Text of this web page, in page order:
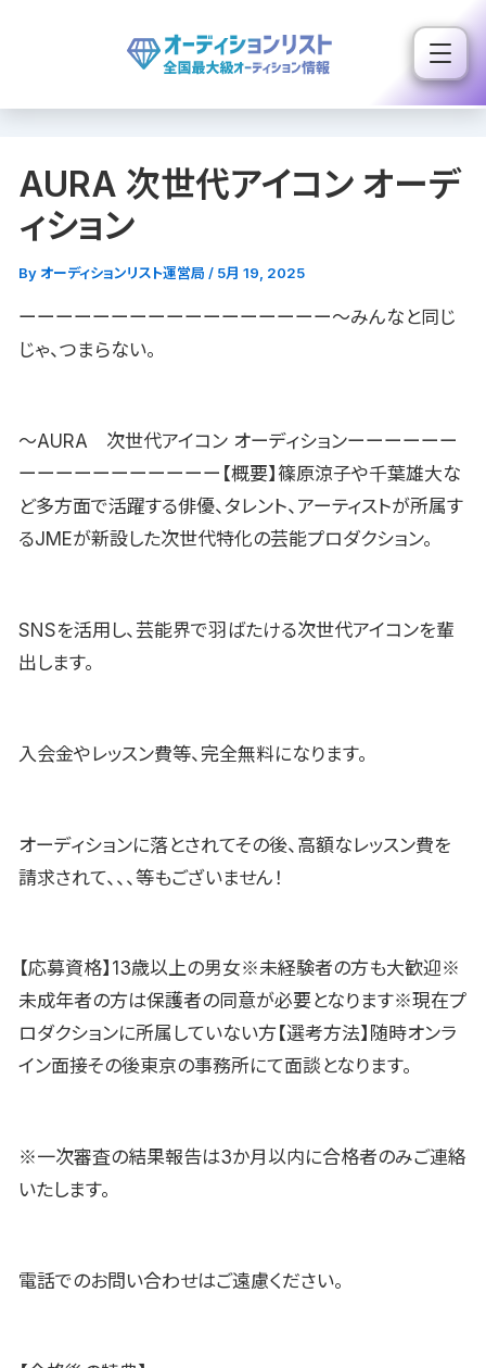
ス
AURA 次世代アイコン オーデ
ィション
By オーディションリスト運営局 / 5月 19, 2025
ーーーーーーーーーーーーーーーーー〜みんなと同じ
じゃ、つまらない。
〜AURA 次世代アイコン オーディションーーーーーー
ーーーーーーーーーーー【概要】篠原涼子や千葉雄大な
ど多方面で活躍する俳優、タレント、アーティストが所属す
るJMEが新設した次世代特化の芸能プロダクション。
SNSを活用し、芸能界で羽ばたける次世代アイコンを輩
出します。
入会金やレッスン費等、完全無料になります。
オーディションに落とされてその後、高額なレッスン費を
請求されて、、、等もございません！
【応募資格】13歳以上の男女※未経験者の方も大歓迎※
未成年者の方は保護者の同意が必要となります※現在プ
ロダクションに所属していない方【選考方法】随時オンラ
イン面接その後東京の事務所にて面談となります。
※一次審査の結果報告は3か月以内に合格者のみご連絡
いたします。
電話でのお問い合わせはご遠慮ください。